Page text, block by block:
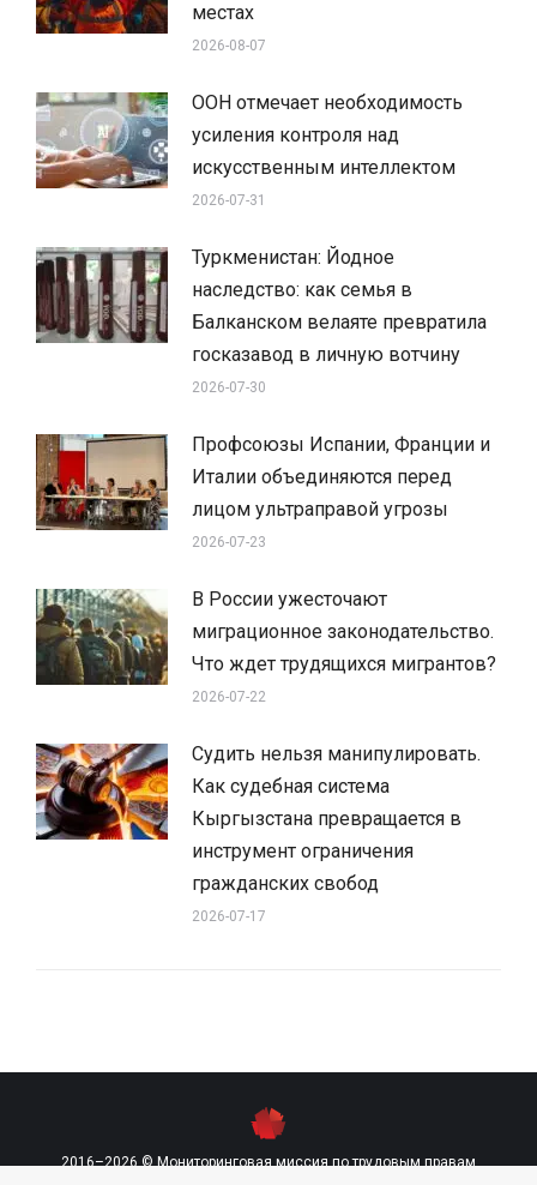
местах
2026-08-07
ООН отмечает необходимость
усиления контроля над
искусственным интеллектом
2026-07-31
Туркменистан: Йодное
наследство: как семья в
Балканском велаяте превратила
госказавод в личную вотчину
2026-07-30
Профсоюзы Испании, Франции и
Италии объединяются перед
лицом ультраправой угрозы
2026-07-23
В России ужесточают
миграционное законодательство.
Что ждет трудящихся мигрантов?
2026-07-22
Судить нельзя манипулировать.
Как судебная система
Кыргызстана превращается в
инструмент ограничения
гражданских свобод
2026-07-17
2016–2026 © Мониторинговая миссия по трудовым правам